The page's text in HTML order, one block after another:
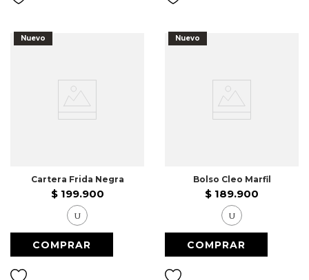
Nuevo
Cartera Frida Negra
$ 199.900
U
Nuevo
Bolso Cleo Marfil
$ 189.900
U